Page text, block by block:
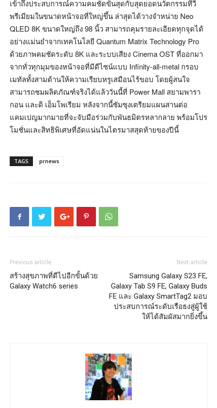
เข้าถึงประสบการณ์ความคมชัดขั้นสุดกับสุดยอดนวัตกรรมทีวี
พรีเมียมในขนาดหน้าจอที่ใหญ่ขึ้น ล่าสุดได้วางจำหน่าย Neo
QLED 8K ขนาดใหญ่ถึง 98 นิ้ว สามารถคุมรายละเอียดทุกจุดได้
อย่างแม่นยำจากเทคโนโลยี Quantum Matrix Technology Pro
ด้วยภาพคมชัดระดับ 8K และระบบเสียง Cinema OST ที่ออกมา
จากทั่วทุกมุมของหน้าจอที่มีดีไซน์แบบ Infinity-all-metal กรอบ
เมทัลทั้งสามด้านให้ความเรียบหรูเสมือนไร้ขอบ โดยผู้สนใจ
สามารถชมผลิตภัณฑ์จริงได้แล้ววันนี้ที่ Power Mall สยามพารา
กอน และดิ เอ็มโพเรียม หลังจากนี้ซัมซุงเตรียมแผนสานต่อ
แคมเปญมากมายที่จะจับมือร่วมกับพันธมิตรหลากลาย พร้อมโปร
โมชั่นและสิทธิพิเศษที่อัดแน่นในไตรมาสสุดท้ายของปีนี้
TAGS prnews
Previous article
สร้างสุขภาพที่ดีไปอีกขั้นด้วย
Galaxy Watch6 series
Next article
Samsung Galaxy S23 FE,
Galaxy Tab S9 FE, Galaxy Buds
FE และ Galaxy SmartTag2 มอบ
ประสบการณ์ระดับเรือธงสู่ผู้ใช้
ให้ได้สัมผัสมากยิ่งขึ้น